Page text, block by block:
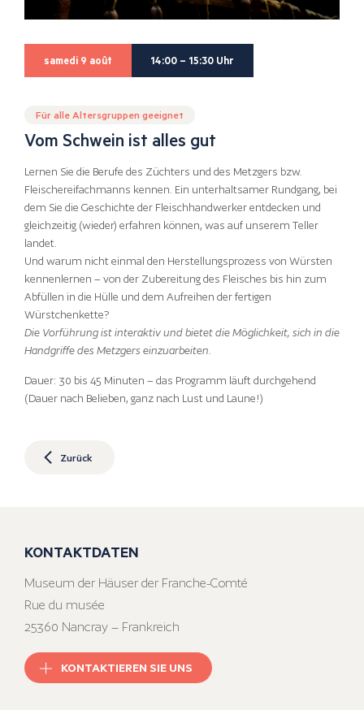
samedi 9 août 14:00 – 15:30 Uhr
Für alle Altersgruppen geeignet
Vom Schwein ist alles gut
Lernen Sie die Berufe des Züchters und des Metzgers bzw.
Fleischereifachmanns kennen. Ein unterhaltsamer Rundgang, bei
dem Sie die Geschichte der Fleischhandwerker entdecken und
gleichzeitig (wieder) erfahren können, was auf unserem Teller
landet.
Und warum nicht einmal den Herstellungsprozess von Würsten
kennenlernen – von der Zubereitung des Fleisches bis hin zum
Abfüllen in die Hülle und dem Aufreihen der fertigen
Würstchenkette?
Die Vorführung ist interaktiv und bietet die Möglichkeit, sich in die
Handgriffe des Metzgers einzuarbeiten.
Dauer: 30 bis 45 Minuten – das Programm läuft durchgehend
(Dauer nach Belieben, ganz nach Lust und Laune!)
Zurück
KONTAKTDATEN
Museum der Häuser der Franche-Comté
Rue du musée
25360 Nancray – Frankreich
KONTAKTIEREN SIE UNS